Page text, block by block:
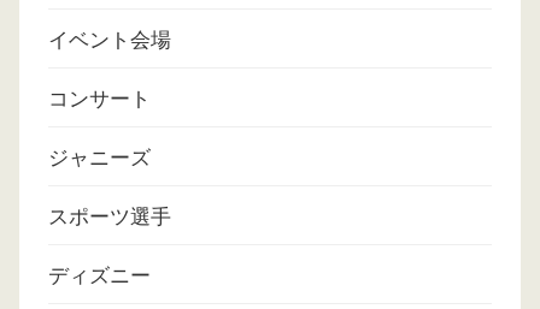
イベント会場
コンサート
ジャニーズ
スポーツ選手
ディズニー